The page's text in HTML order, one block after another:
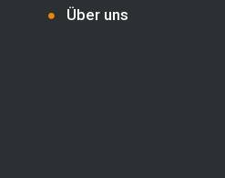
Über uns